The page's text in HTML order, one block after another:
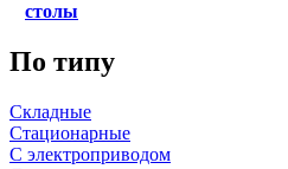
столы
По типу
Складные
Стационарные
С электроприводом